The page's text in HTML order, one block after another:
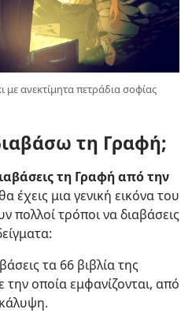
με ανεκτίμητα πετράδια σοφίας
τη Γραφή;
τη Γραφή από την
έχεις μια γενική εικόνα του
πολλοί τρόποι να διαβάσεις
τα 66 βιβλία της
την οποία εμφανίζονται, από